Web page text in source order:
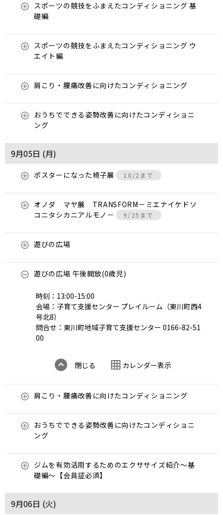
スポーツの競技をふまえたコンディショニング 基
礎編
スポーツの競技をふまえたコンディショニング ウ
エイト編
肩こり・腰痛改善に向けたコンディショニング
おうちでできる姿勢改善に向けたコンディショニ
ング
9月05日 (月)
ポスターになった椅子展 10/2まで
オノダ マヤ展 TRANSFORM－ミエナイケドソ
コニタシカニアルモノ－
9/25まで
遊びの広場
遊びの広場 午後開放(0歳児)
時刻：13:00-15:00
会場：子育て支援センター プレイルーム（東川町西4
号北8）
問合せ：東川町地域子育て支援センター 0166-82-51
00
閉じる カレンダー表示
肩こり・腰痛改善に向けたコンディショニング
おうちでできる姿勢改善に向けたコンディショニ
ング
ジムを有効活用するためのエクササイズ紹介〜基
礎編〜【会員証必須】
9月06日 (火)